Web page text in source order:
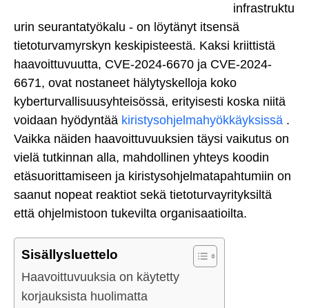
infrastruktu
urin seurantatyökalu - on löytänyt itsensä
tietoturvamyrskyn keskipisteestä. Kaksi kriittistä
haavoittuvuutta, CVE-2024-6670 ja CVE-2024-
6671, ovat nostaneet hälytyskelloja koko
kyberturvallisuusyhteisössä, erityisesti koska niitä
voidaan hyödyntää kiristysohjelmahyökkäyksissä .
Vaikka näiden haavoittuvuuksien täysi vaikutus on
vielä tutkinnan alla, mahdollinen yhteys koodin
etäsuorittamiseen ja kiristysohjelmatapahtumiin on
saanut nopeat reaktiot sekä tietoturvayrityksiltä
että ohjelmistoon tukevilta organisaatioilta.
Sisällysluettelo
Haavoittuvuuksia on käytetty
korjauksista huolimatta